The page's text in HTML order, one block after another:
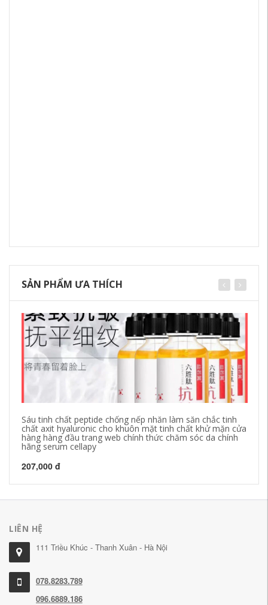
SẢN PHẨM ƯA THÍCH
Sáu tinh chất peptide chống nếp nhăn làm săn chắc tinh
chất axit hyaluronic cho khuôn mặt tinh chất khử mặn cửa
hàng hàng đầu trang web chính thức chăm sóc da chính
hãng serum cellapy
207,000 đ
LIÊN HỆ
111 Triều Khúc - Thanh Xuân - Hà Nội
078.8283.789
096.6889.186